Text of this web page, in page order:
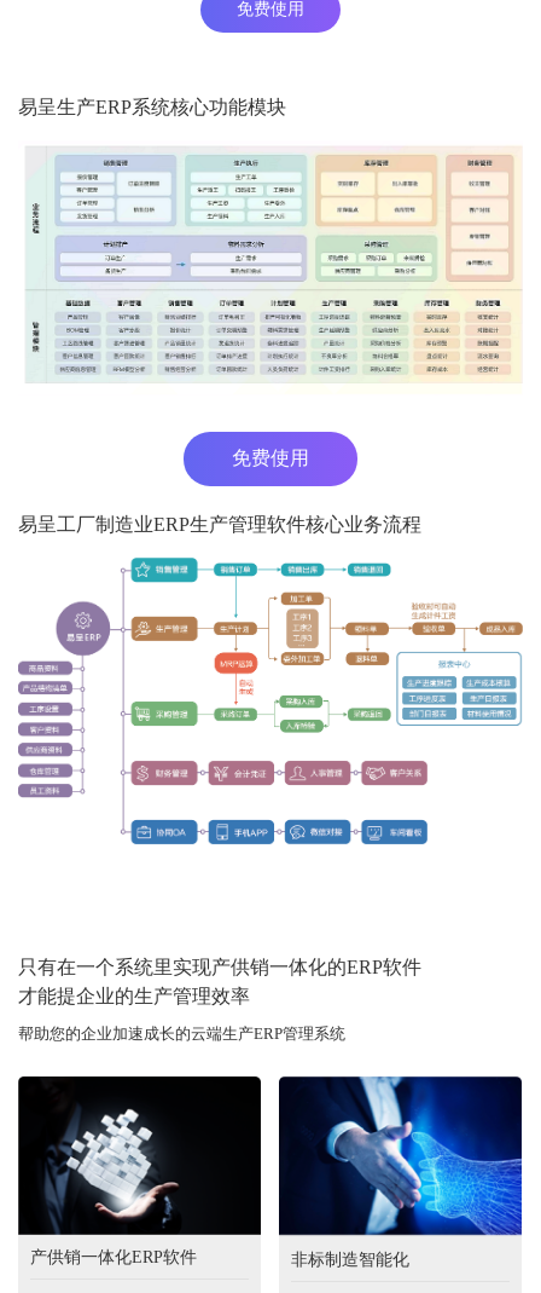
免费使用
易呈生产ERP系统核心功能模块
免费使用
易呈工厂制造业ERP生产管理软件核心业务流程
只有在一个系统里实现产供销一体化的ERP软件
才能提企业的生产管理效率
帮助您的企业加速成长的云端生产ERP管理系统
产供销一体化ERP软件 非标制造智能化